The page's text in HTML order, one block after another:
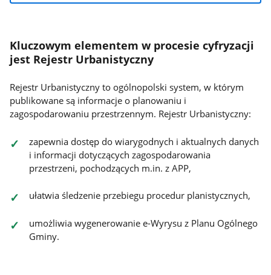
Kluczowym elementem w procesie cyfryzacji
jest Rejestr Urbanistyczny
Rejestr Urbanistyczny to ogólnopolski system, w którym
publikowane są informacje o planowaniu i
zagospodarowaniu przestrzennym. Rejestr Urbanistyczny:
zapewnia dostęp do wiarygodnych i aktualnych danych
i informacji dotyczących zagospodarowania
przestrzeni, pochodzących m.in. z APP,
ułatwia śledzenie przebiegu procedur planistycznych,
umożliwia wygenerowanie e-Wyrysu z Planu Ogólnego
Gminy.